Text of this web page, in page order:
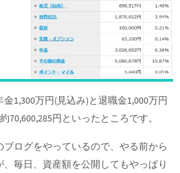
1,300万円(見込み)と退職金1,000万円
70,600,285円といったところです。
ブログをやっているので、やる前から
毎日、資産額を公開してもやっぱり